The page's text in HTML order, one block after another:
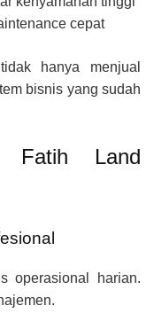
cepat
hanya menjual
bisnis yang sudah
Fatih Land
operasional harian.